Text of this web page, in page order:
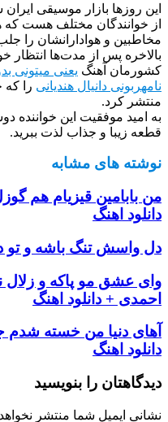
بازار موسیقی ایران
مختلف هست که هر
و هوادارانشان را جلب کنند.
پس از مدت‌ها انتظار
آهنگ یعنی میتونی بدون
دانیال هندیانیرا که خیلی
کرد.
موفقیت این خواننده دوست
و جذاب لذت ببرید.
های مشابه
قیزیام هم گوزل
اهنگ
تنگ باشه و تو دلت
مو پاکه و زلال
+ دانلود اهنگ
دنیا من خسته شدم جونمو
اهنگ
را بنویسید
ایمیل شما منتشر نخواهد شد.